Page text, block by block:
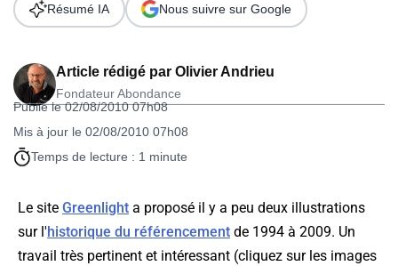
Article rédigé par Olivier Andrieu
Fondateur Abondance
Publié le 02/08/2010 07h08
Mis à jour le 02/08/2010 07h08
Temps de lecture : 1 minute
Résumé IA Nous suivre sur Google
Le site Greenlight a proposé il y a peu deux illustrations
sur l'historique du référencement de 1994 à 2009. Un
travail très pertinent et intéressant (cliquez sur les images